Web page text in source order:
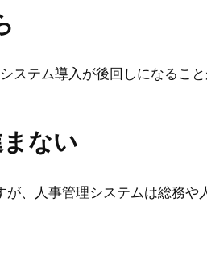
ステム導入が後回しになるこ
ない
、人事管理システムは総務や